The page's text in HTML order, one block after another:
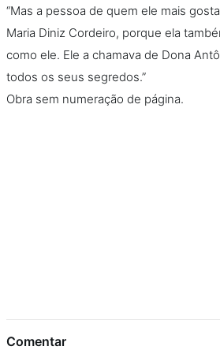
“Mas a pessoa de quem ele mais
Maria Diniz Cordeiro, porque ela
como ele. Ele a chamava de Dona
todos os seus segredos.”
Obra sem numeração de página.
Comentar